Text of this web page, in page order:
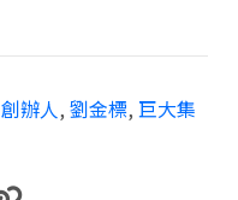
創辦人, 劉金標, 巨大集